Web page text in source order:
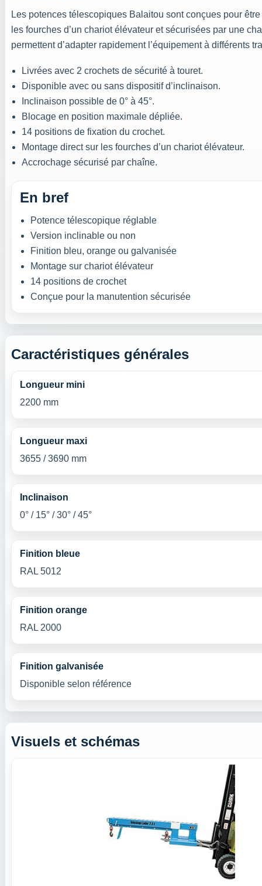
Les potences télescopiques Balaitou sont conçues pour
les fourches d’un chariot élévateur et sécurisées par une
permettent d’adapter rapidement l’équipement à différents
Livrées avec 2 crochets de sécurité à touret.
Disponible avec ou sans dispositif d’inclinaison.
Inclinaison possible de 0° à 45°.
Blocage en position maximale dépliée.
14 positions de fixation du crochet.
Montage direct sur les fourches d’un chariot élévateur.
Accrochage sécurisé par chaîne.
En bref
Potence télescopique réglable
Version inclinable ou non
Finition bleu, orange ou galvanisée
Montage sur chariot élévateur
14 positions de crochet
Conçue pour la manutention sécurisée
Caractéristiques générales
Longueur mini
2200 mm
Longueur maxi
3655 / 3690 mm
Inclinaison
0° / 15° / 30° / 45°
Finition bleue
RAL 5012
Finition orange
RAL 2000
Finition galvanisée
Disponible selon référence
Visuels et schémas